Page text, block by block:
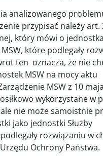
analizowanego
przypisać należy art.
który mówi o
które podlegały
ten oznacza, że nie
MSW na mocy aktu
MSW z 10
wykorzystane w
nie może samoistnie
jako jednostki Służby
rozwiązaniu w
Ochrony Państwa.